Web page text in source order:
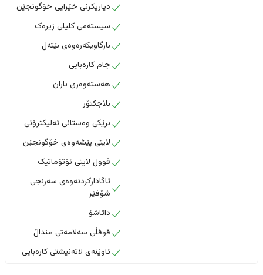
دیاریکرنی خێرایی خۆگونجێن
سیستەمی کلیلی زیرەک
بارگاویکەرەوەی بێتەل
جام کارەبایی
هەستەوەری باران
بلاجکتۆر
برێکی وەستانی ئەلیکترۆنی
لایتی پێشەوەی خۆگونجێن
فوول لایتی ئۆتۆماتیک
ئاگادارکردنەوەی سەرنجی
شۆفێر
داتاشۆ
قوفڵی سەلامەتی منداڵ
ئاوێنەی لاتەنیشتی کارەبایی